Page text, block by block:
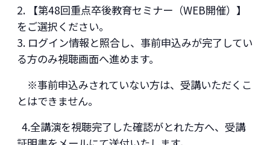
【第48回重点卒後教育セミナー（WEB開催）】
をご選択ください。
ログイン情報と照合し、事前申込みが完了してい
る方のみ視聴画面へ進めます。
※事前申込みされていない方は、受講いただくこ
とはできません。
4.全講演を視聴完了した確認がとれた方へ、受講